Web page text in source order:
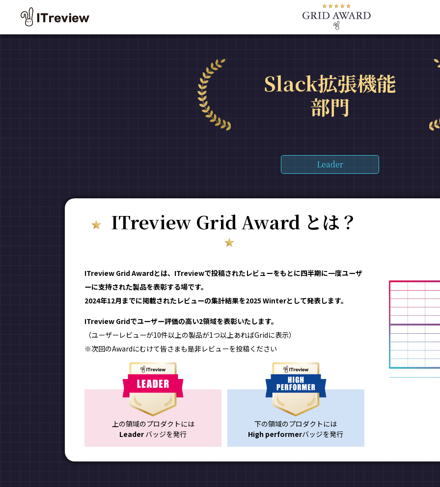
Slack拡張機能
部門
Leader
ITreview Grid Award とは？
ITreview Grid Awardとは、ITreviewで投稿されたレビューをもとに四半期に一度ユーザ
ーに支持された製品を表彰する場です。
2024年12月までに掲載されたレビューの集計結果を2025 Winterとして発表します。
ITreview Gridでユーザー評価の高い2領域を表彰いたします。
（ユーザーレビューが10件以上の製品が1つ以上あればGridに表示）
※次回のAwardにむけて皆さまも是非レビューを投稿ください
上の領域のプロダクトには
Leader バッジを発行
下の領域のプロダクトには
High performerバッジを発行